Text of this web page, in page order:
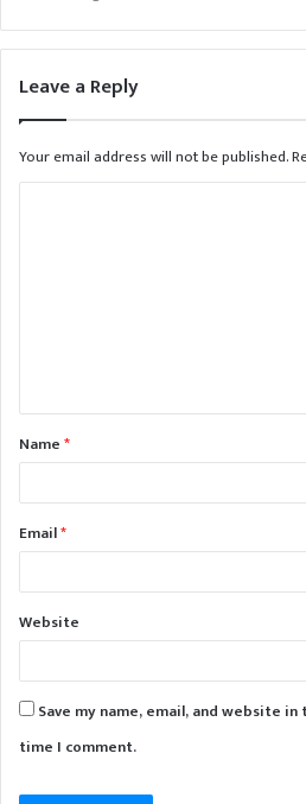
Leave a Reply
Your email address will not be published.
Name*
Email*
Website
Save my name, email, and website
time I comment.